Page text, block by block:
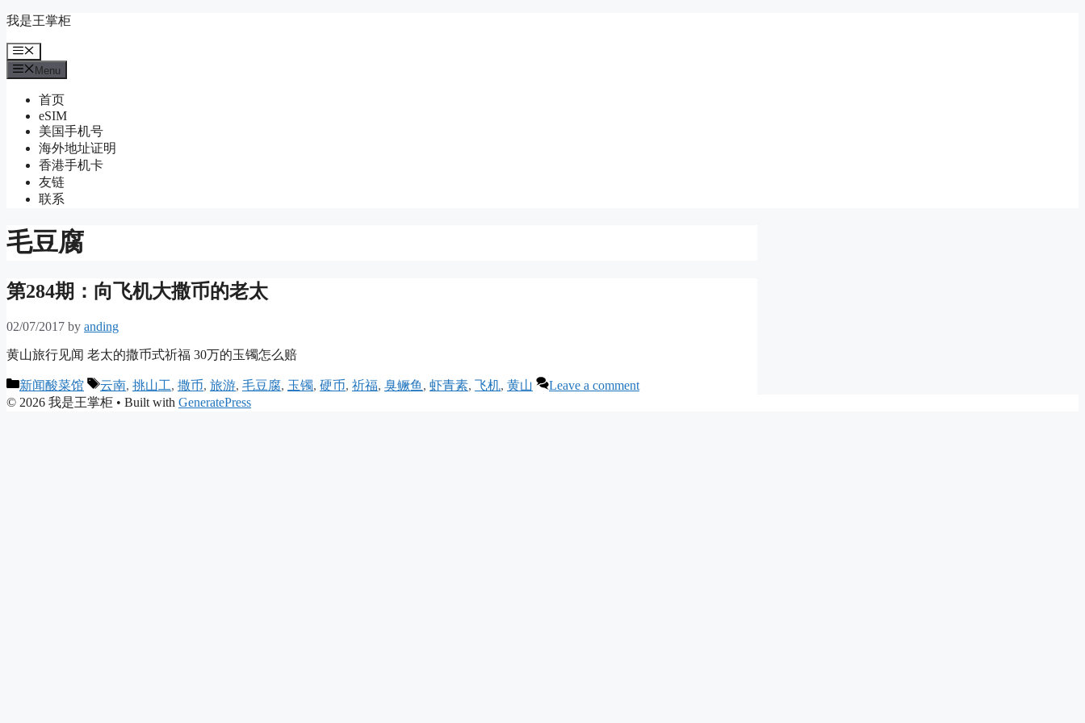
Skip
content
我是王掌柜
Menu
Menu
首页
eSIM
美国手机号
海外地址证明
香港手机卡
友链
联系
毛豆腐
第284期：向飞机大撒币的老太
02/07/2017 by anding
黄山旅行见闻 老太的撒币式祈福 30万的玉镯怎么赔
Categories
新闻酸菜馆 Tags
云南, 挑山工, 撒币, 旅游, 毛豆腐, 玉镯, 硬币, 祈福, 臭鳜鱼 , 虾青素, 飞机, 黄山
Leave a comment
© 2026 我是王掌柜 • Built with GeneratePress